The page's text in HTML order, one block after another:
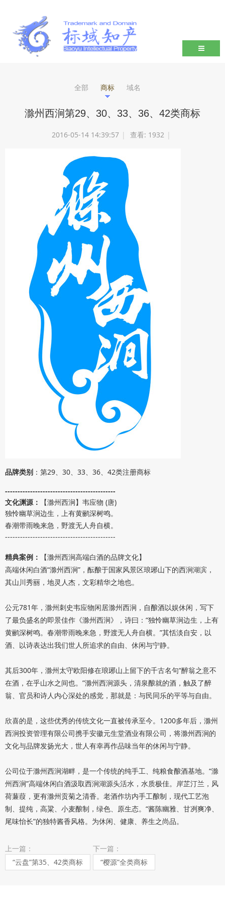
导航切
全部 商标 域名
滁州西涧第29、30、33、36、42类商标
2016-05-14 14:39:57 | 查看: 1932 |
品牌类别 ：第29、30、33、36、42类注册商标
--------------------------------------------
文化渊源：
【滁州西涧】 韦应物 (唐)
独怜幽草涧边生，上有黄鹂深树鸣。
春潮带雨晚来急，野渡无人舟自横。
--------------------------------------------
精典案例：
【滁州西涧高端白酒的品牌文化】
高端休闲白酒“滁州西涧”，酝酿于国家风景区琅琊山下的西涧湖滨，
其山川秀丽，地灵人杰，文彩精华之地也。
公元781年，滁州刺史韦应物闲居滁州西涧，自酿酒以娱休闲，写下
了最负盛名的即景佳作《滁州西涧》，诗曰：“独怜幽草涧边生，上有
黄鹂深树鸣。春潮带雨晚来急，野渡无人舟自横。”其恬淡自安，以
酒、以诗表达出我们世人所追求的自由、休闲与宁静。
其后300年，滁州太守欧阳修在琅琊山上留下的千古名句“醉翁之意不
在酒，在乎山水之间也。”滁州西涧源头，清泉酿就的酒，触及了醉
翁、官员和诗人内心深处的感觉，那就是：与民同乐的平等与自由。
欣喜的是，这些优秀的传统文化一直被传承至今。1200多年后，滁州
西涧投资管理有限公司携手安徽元生堂酒业有限公司，将滁州西涧的
文化与品牌发扬光大，世人有幸再作品味当年的休闲与宁静。
公司位于滁州西涧湖畔，是一个传统的纯手工、纯粮食酿酒基地。“滁
州西涧”高端休闲白酒汲取西涧湖源头活水，水质极佳。岸芷汀兰，风
荷蒹葭，更有滁州贡菊之清香。老酒作坊内手工酿制，现代工艺泡
制、提纯，高粱、小麦酿制，绿色、原生态。“酱陈幽雅、甘冽爽净、
尾味怡长”的独特酱香风格。为休闲、健康、养生之尚品。
上一篇：
“云盘”第35、42类商标
下一篇：
“樱源”全类商标